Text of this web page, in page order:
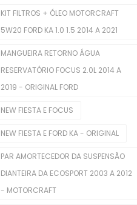
Mangueira Intercooler
Mangueiras De Admissão
Polia De Virabrequim
Polias De Alternador
Retentores De Válvulas
Seletora Do Trambulador
KIT FILTROS + ÓLEO MOTORCRAFT
5W20 FORD KA 1.0 1.5 2014 A 2021
MANGUEIRA RETORNO ÁGUA
RESERVATÓRIO FOCUS 2.0L 2014 A
2019 - ORIGINAL FORD
NEW FIESTA E FOCUS
NEW FIESTA E FORD KA - ORIGINAL
PAR AMORTECEDOR DA SUSPENSÃO
DIANTEIRA DA ECOSPORT 2003 A 2012
- MOTORCRAFT